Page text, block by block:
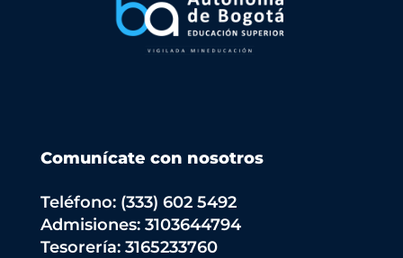
Comunícate con nosotros
Teléfono: (333) 602 5492
Admisiones: 3103644794
Tesorería: 3165233760